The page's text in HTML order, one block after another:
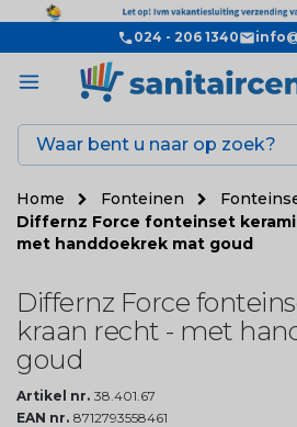
024 - 206 1340
Home Fonteinen
Differnz Force fonteinset
met handdoekrek mat goud
Differnz Force
kraan recht - met
goud
Artikel nr. 38.401.67
EAN nr. 8712793558461